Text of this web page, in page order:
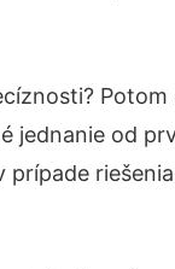
jednanie od
prípade